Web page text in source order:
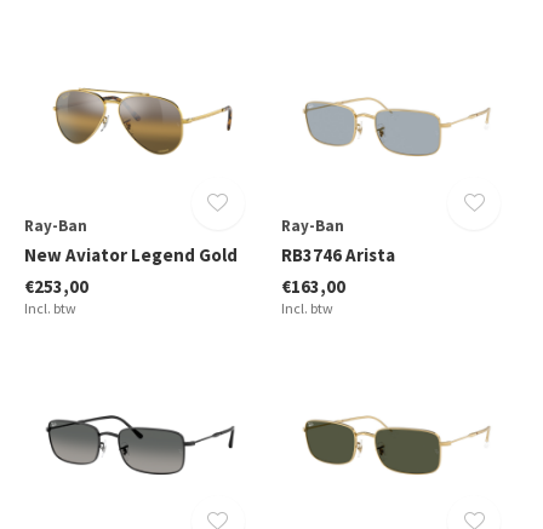
Ray-Ban
New Aviator Legend Gold
€253,00
Incl. btw
Ray-Ban
RB3746 Arista
€163,00
Incl. btw